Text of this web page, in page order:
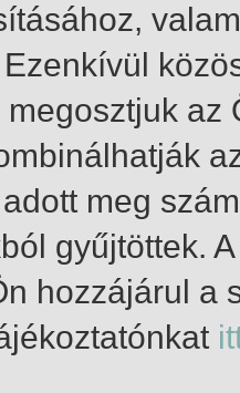
meg
gyűjtöttek.
hozzájárul a